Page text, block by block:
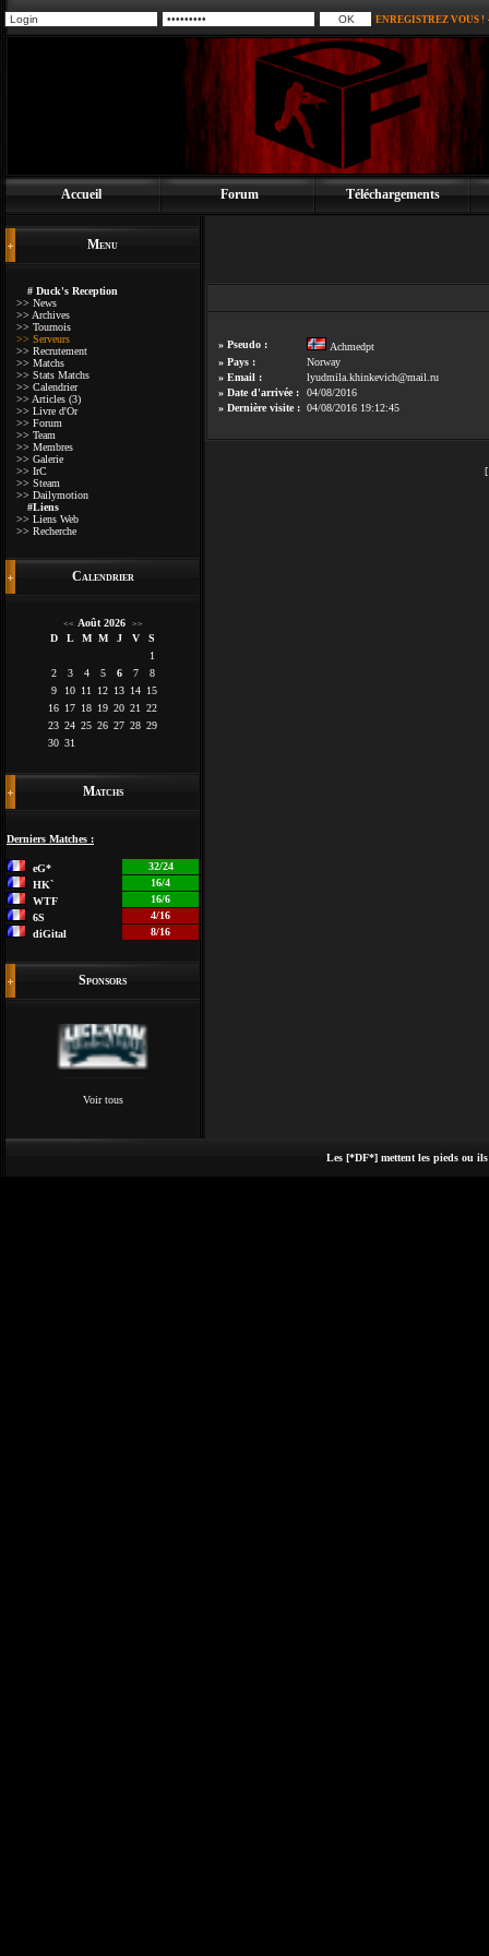
ENREGISTREZ VOUS !
Accueil Forum Téléchargements
Menu
# Duck's Reception
>> News
>> Archives
>> Tournois
>> Serveurs
>> Recrutement
>> Matchs
>> Stats Matchs
>> Calendrier
>> Articles (3)
>> Livre d'Or
>> Forum
>> Team
>> Membres
>> Galerie
>> IrC
>> Steam
>> Dailymotion
#Liens
>> Liens Web
>> Recherche
Calendrier
<< Août 2026 >>
D L M M J V
S
1
2
3 4 5 6 7
8
9
10 11 12 13 14 15
16 17 18 19 20 21
22
23 24 25 26 27 28 29
30 31
Matchs
Derniers Matches :
eG*
32/24
HK`
16/4
WTF
16/6
6S
4/16
diGital
8/16
Sponsors
Voir tous
» Pseudo :
Achmedpt
» Pays :
Norway
» Email :
lyudmila.khinkevich@mail.ru
» Date d'arrivée :
04/08/2016
» Dernière visite : 04/08/2016 19:12:45
Les [*DF*] mettent les pieds ou